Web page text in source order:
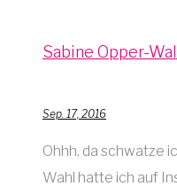
Sabine Opper-
Sep. 17, 2016
Ohhh, da schwatze
Wahl hatte ich auf